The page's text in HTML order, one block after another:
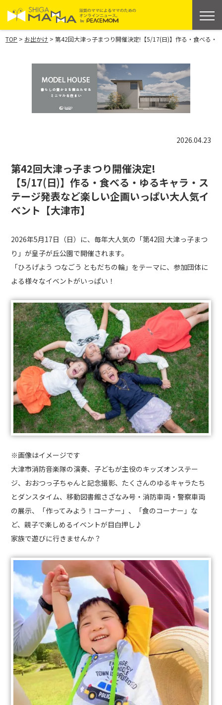
TOP > お出かけ >第42回大津っ子まつり開催決定!【5/17(日)】作る・食べる・
2026.04.23
第42回大津っ子まつり開催決定!
【5/17(日)】作る・食べる・ゆるキャラ・ス
テージ発表など楽しい企画いっぱい大人気イ
ベント【大津市】
2026年5月17日（日）に、毎年大人気の「第42回 大津っ子まつ
り」が皇子が丘公園で開催されます。
「ひろげよう つなごう ともだちの輪」をテーマに、参加団体に
よる様々なイベントがいっぱい！
※画像はイメージです
大津市消防音楽隊の演奏、子どもが主役のキッズオンステー
ジ、おおつっ子ちゃんと記念撮影、たくさんのゆるキャラたち
とダンスタイム、移動図書館さざなみ号・消防車両・警察車両
の展示、「作ってみよう！コーナー」、「食のコーナー」な
ど、親子で楽しめるイベントが目白押し♪
家族で遊びに行きませんか？